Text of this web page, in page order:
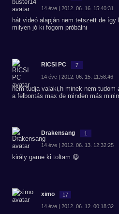
14 éve | 2012. 06. 16. 15:40:31
hát videó alapján nem tetszett de így
milyen jó ki fogom próbálni
RICSI PC 7
14 éve | 2012. 06. 15. 11:58:46
nem tudja valaki,h minek nem tudom
a felbontás max de minden más
Drakensang 1
14 éve | 2012. 06. 13. 12:32:25
király game ki toltam 😆
ximo 17
14 éve | 2012. 06. 12. 00:18:32